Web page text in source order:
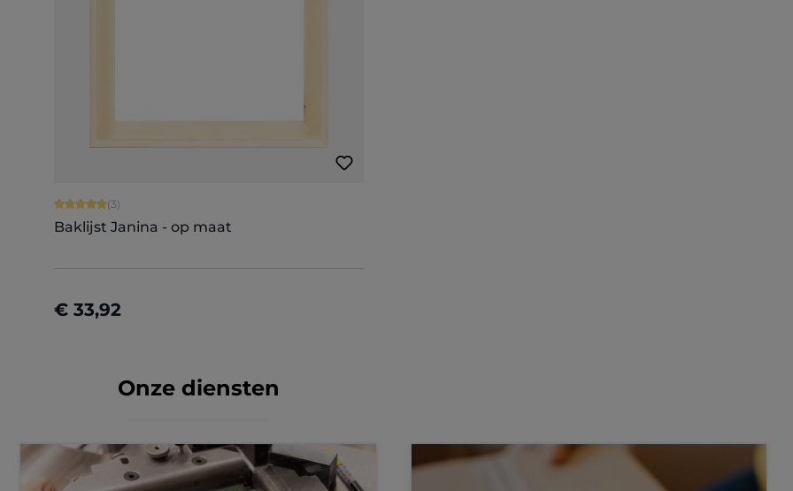
Gemiddelde waardering van 5 van 5 sterren
(3)
Baklijst Janina - op maat
€ 33,92
Nu configureren
Onze diensten